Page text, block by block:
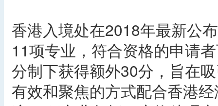
香港入境处在2018年最新公
11项专业，符合资格的申请
分制下获得额外30分，旨在
有效和聚焦的方式配合香港